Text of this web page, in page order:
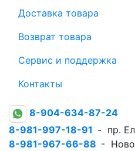
Доставка товара
Возврат товара
Сервис и поддержка
Контакты
8-904-634-87-24
8-981-997-18-91 - пр.
8-981-967-66-88 -